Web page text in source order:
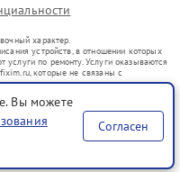
характер.
устройств, в отношении которых
по ремонту. Услуги оказываются
которые не связаны с
представителями.
в гражданский оборот в соответствии
услуг или введения
о предоставляемых услугах по
офертой, определяемой
Вы можете
Согласен